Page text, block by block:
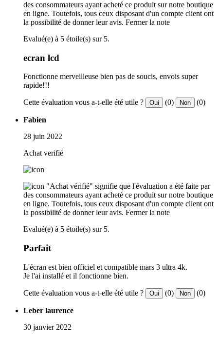
des consommateurs ayant acheté ce produit sur notre boutique
en ligne. Toutefois, tous ceux disposant d'un compte client ont
la possibilité de donner leur avis. Fermer la note
Evalué(e) à 5 étoile(s) sur 5.
ecran lcd
Fonctionne merveilleuse bien pas de soucis, envois super
rapide!!!
Cette évaluation vous a-t-elle été utile ? Oui (0) Non (0)
Fabien
28 juin 2022
Achat verifié
"Achat vérifié" signifie que l'évaluation a été faite par
des consommateurs ayant acheté ce produit sur notre boutique
en ligne. Toutefois, tous ceux disposant d'un compte client ont
la possibilité de donner leur avis. Fermer la note
Evalué(e) à 5 étoile(s) sur 5.
Parfait
L'écran est bien officiel et compatible mars 3 ultra 4k.
Je l'ai installé et il fonctionne bien.
Cette évaluation vous a-t-elle été utile ? Oui (0) Non (0)
Leber laurence
30 janvier 2022